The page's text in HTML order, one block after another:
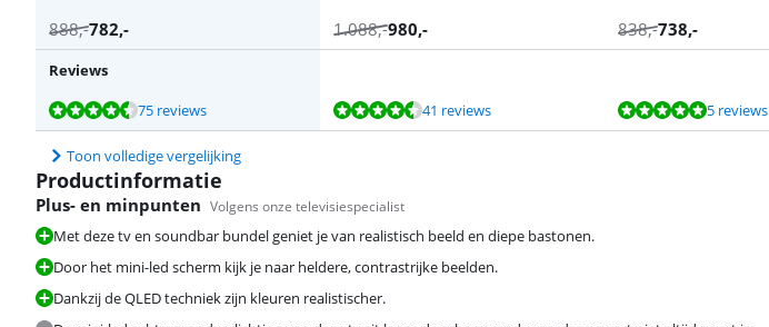
888,-782,- 1.088,-980,- 838,-738,-
Reviews
Beoordeling is 9,0 van de 10, gebaseerd op 75 reviews.
75 reviews
Beoordeling is 9,4 van de 10, gebaseerd op 41 reviews. 41 reviews
Beoordeling is 9,5 van de 10, gebaseerd op 5 reviews. 5 reviews
Beoordeling is 9,1 van de 10, gebaseerd op 45 reviews.
Beoordeling is 9,0 van de 10, gebaseerd op 101 reviews.
Toon volledige vergelijking
Productinformatie
Beoordeling is 9,0 van de 10, gebaseerd op 75 reviews.
Plus- en minpunten Volgens onze televisiespecialist
Met deze tv en soundbar bundel geniet je van realistisch beeld en diepe bastonen.
Door het mini-led scherm kijk je naar heldere, contrastrijke beelden.
Dankzij de QLED techniek zijn kleuren realistischer.